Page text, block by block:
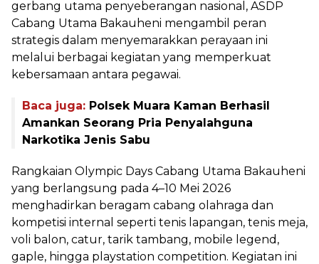
gerbang utama penyeberangan nasional, ASDP
Cabang Utama Bakauheni mengambil peran
strategis dalam menyemarakkan perayaan ini
melalui berbagai kegiatan yang memperkuat
kebersamaan antara pegawai.
Baca juga: Polsek Muara Kaman Berhasil
Amankan Seorang Pria Penyalahguna
Narkotika Jenis Sabu
Rangkaian Olympic Days Cabang Utama Bakauheni
yang berlangsung pada 4–10 Mei 2026
menghadirkan beragam cabang olahraga dan
kompetisi internal seperti tenis lapangan, tenis meja,
voli balon, catur, tarik tambang, mobile legend,
gaple, hingga playstation competition. Kegiatan ini